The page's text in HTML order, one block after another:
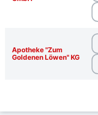
Apotheke "Zum
Goldenen Löwen" KG